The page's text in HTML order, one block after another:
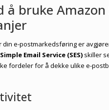
å bruke Amazon
din e-postmarkedsføring er
Email Service (SES) skiller
fordeler for å dekke ulike e-